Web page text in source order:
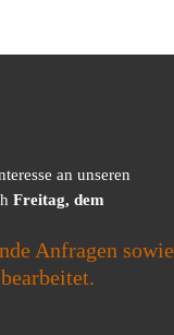
an unseren
Freitag, dem
Anfragen sowie